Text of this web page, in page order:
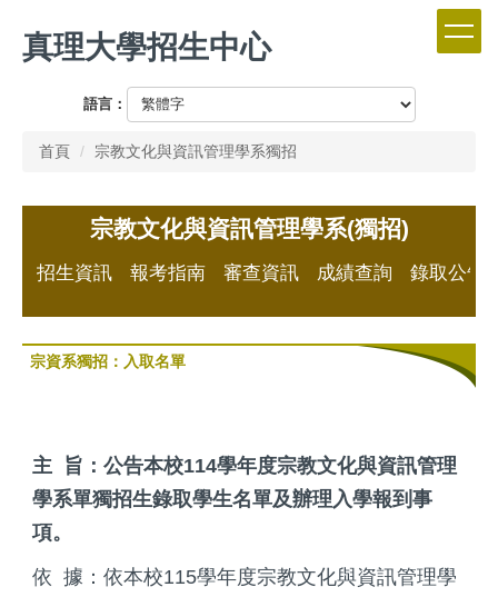
到
主真理大學招生中心
語言：
首頁 宗教文化與資訊管理學系獨招
宗教文化與資訊管理學系(獨招)
招生資訊 報考指南 審查資訊 成績查詢 錄取公告
宗資系獨招：入取名單
主 旨：公告本校114學年度宗教文化與資訊管理
學系單獨招生錄取學生名單及辦理入學報到事
項。
依 據：依本校115學年度宗教文化與資訊管理學